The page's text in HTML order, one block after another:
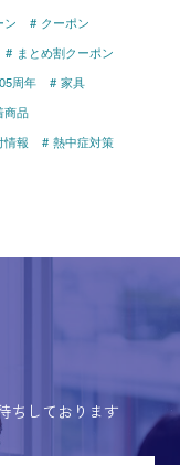
ン
クーポン
まとめ割クーポン
周年
家具
商品
情報
熱中症対策
ちしております